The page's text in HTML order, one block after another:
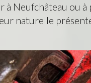
Neufchâteau ou à
naturelle